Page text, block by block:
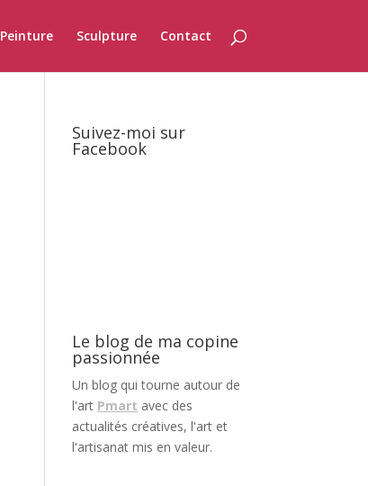
Peinture Sculpture Contact
Suivez-moi sur
Facebook
Le blog de ma copine
passionnée
Un blog qui tourne autour de
l'art Pmart avec des
actualités créatives, l'art et
l'artisanat mis en valeur.